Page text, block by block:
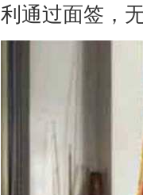
利通过面签，